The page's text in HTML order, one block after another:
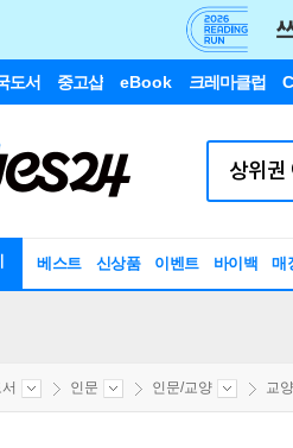
도서 중고샵 eBook 크레마클럽
베스트 신상품 이벤트 바이백 매
인문 인문/교양 교